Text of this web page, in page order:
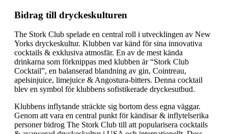
Bidrag till dryckeskulturen
The Stork Club spelade en central roll i utvecklingen av New
Yorks dryckeskultur. Klubben var känd för sina innovativa
cocktails & exklusiva atmosfär. En av de mest kända
drinkarna som förknippas med klubben är “Stork Club
Cocktail”, en balanserad blandning av gin, Cointreau,
apelsinjuice, limejuice & Angostura-bitters. Denna cocktail
blev en symbol för klubbens sofistikerade dryckesutbud.
Klubbens inflytande sträckte sig bortom dess egna väggar.
Genom att vara en central punkt för kändisar & inflytelserika
personer bidrog The Stork Club till att popularisera cocktails